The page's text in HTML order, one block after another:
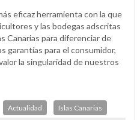
eficaz herramienta con la que
y las bodegas adscritas
Canarias para diferenciar de
garantías para el consumidor,
la singularidad de nuestros
Actualidad Islas Canarias